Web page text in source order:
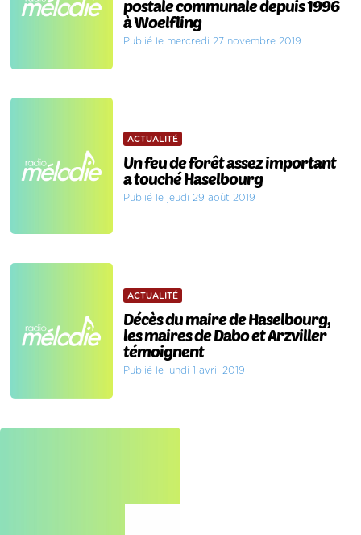
postale communale depuis 1996
à Woelfling
Publié le mercredi 27 novembre 2019
ACTUALITÉ
Un feu de forêt assez important
a touché Haselbourg
Publié le jeudi 29 août 2019
ACTUALITÉ
Décès du maire de Haselbourg,
les maires de Dabo et Arzviller
témoignent
Publié le lundi 1 avril 2019